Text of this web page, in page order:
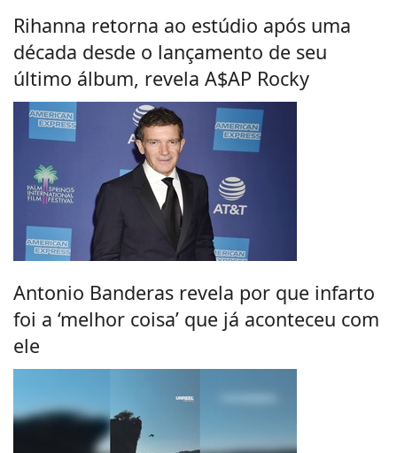
Rihanna retorna ao estúdio após uma
década desde o lançamento de seu
último álbum, revela A$AP Rocky
Antonio Banderas revela por que infarto
foi a ‘melhor coisa’ que já aconteceu com
ele